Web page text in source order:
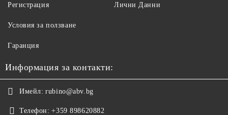
Регистрация Лични Данни
Условия за ползване
Гаранция
Информация за контакти:
Имейл: rubino@abv.bg
Телефон: +359 898620882